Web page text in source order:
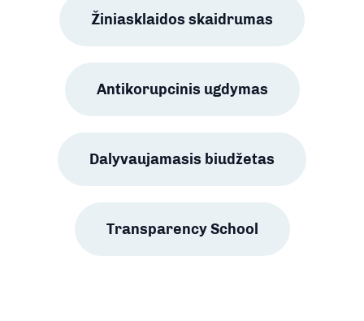
Žiniasklaidos skaidrumas
Antikorupcinis ugdymas
Dalyvaujamasis biudžetas
Transparency School